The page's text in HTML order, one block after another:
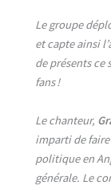
Le groupe
et capte ainsi
de présents ce
fans !
Le chanteur,
imparti de
politique en
générale. Le